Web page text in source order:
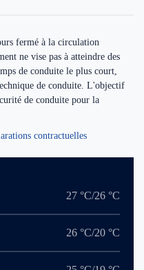
fermé à la circulation
ne vise pas à atteindre des
de conduite le plus court,
de conduite. L'objectif
de conduite pour la
contractuelles
27 °C/26 °C
26 °C/20 °C